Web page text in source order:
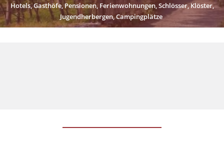
Hotels, Gasthöfe, Pensionen, Ferienwohnungen, Schlösser, Klöster,
Jugendherbergen, Campingplätze